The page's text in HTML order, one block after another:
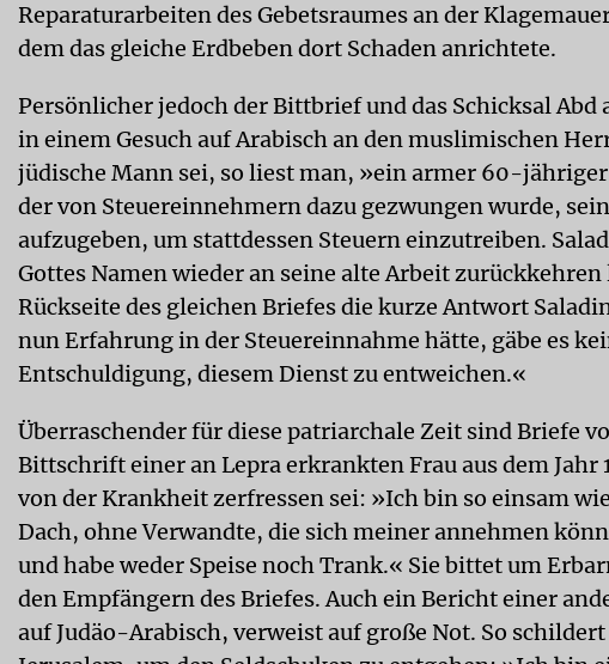
Reparaturarbeiten des Gebetsraumes an der
dem das gleiche Erdbeben dort Schaden anrichtete.
Persönlicher jedoch der Bittbrief und das Schicksal Abd
in einem Gesuch auf Arabisch an den muslimischen
jüdische Mann sei, so liest man, »ein armer 60-
der von Steuereinnehmern dazu gezwungen wurde,
aufzugeben, um stattdessen Steuern einzutreiben.
Gottes Namen wieder an seine alte Arbeit zurückkehren
Rückseite des gleichen Briefes die kurze Antwort
nun Erfahrung in der Steuereinnahme hätte, gäbe es
Entschuldigung, diesem Dienst zu entweichen.«
Überraschender für diese patriarchale Zeit sind Briefe
Bittschrift einer an Lepra erkrankten Frau aus dem Jahr
von der Krankheit zerfressen sei: »Ich bin so einsam
Dach, ohne Verwandte, die sich meiner annehmen
und habe weder Speise noch Trank.« Sie bittet um
den Empfängern des Briefes. Auch ein Bericht einer
auf Judäo-Arabisch, verweist auf große Not. So